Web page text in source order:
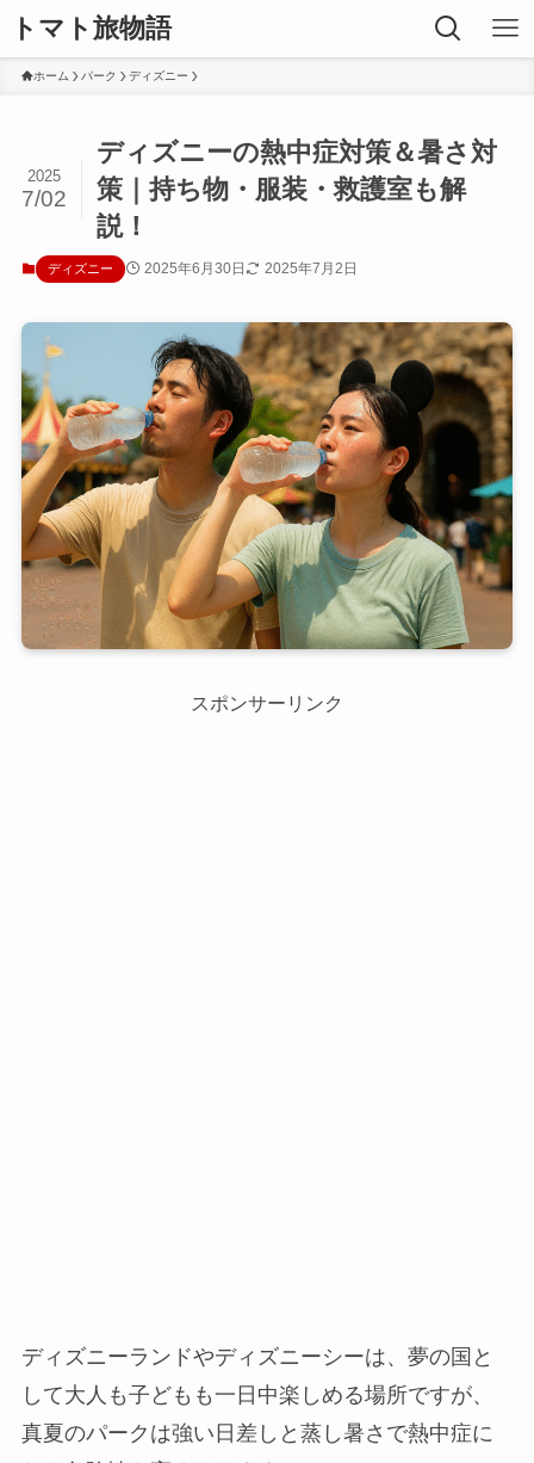
トマト旅物語
ホーム パーク ディズニー
ディズニーの熱中症対策＆暑さ対
策｜持ち物・服装・救護室も解
説！
2025
7/02
ディズニー 2025年6月30日 2025年7月2日
スポンサーリンク
ディズニーランドやディズニーシーは、夢の国と
して大人も子どもも一日中楽しめる場所ですが、
真夏のパークは強い日差しと蒸し暑さで熱中症に